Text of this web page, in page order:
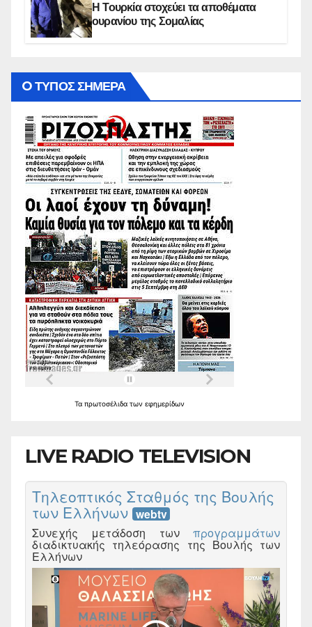
Η Τουρκία στοχεύει τα αποθέματα
ουρανίου της Σομαλίας
O ΤΥΠΟΣ ΣΗΜΕΡΑ
Τα πρωτοσέλιδα των εφημερίδων
LIVE RADIO TELEVISION